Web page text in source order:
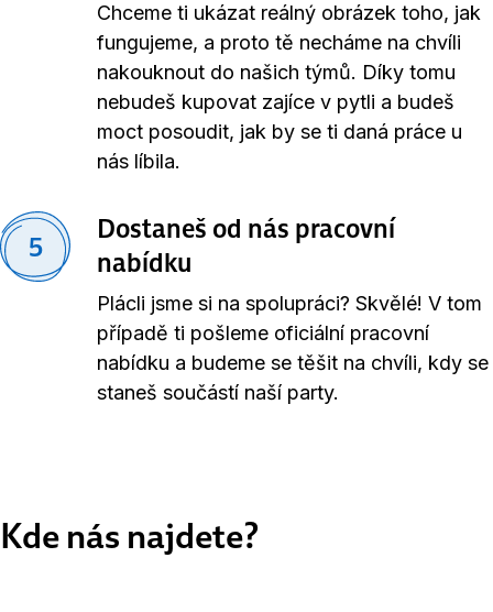
Chceme ti ukázat reálný obrázek toho, jak
fungujeme, a proto tě necháme na chvíli
nakouknout do našich týmů. Díky tomu
nebudeš kupovat zajíce v pytli a budeš
moct posoudit, jak by se ti daná práce u
nás líbila.
5
Dostaneš od nás pracovní
nabídku
Plácli jsme si na spolupráci? Skvělé! V tom
případě ti pošleme oficiální pracovní
nabídku a budeme se těšit na chvíli, kdy se
staneš součástí naší party.
Kde nás najdete?